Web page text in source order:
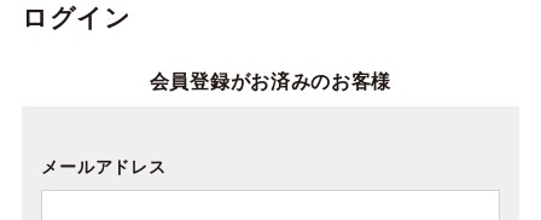
ログイン
会員登録がお済みのお客様
メールアドレス